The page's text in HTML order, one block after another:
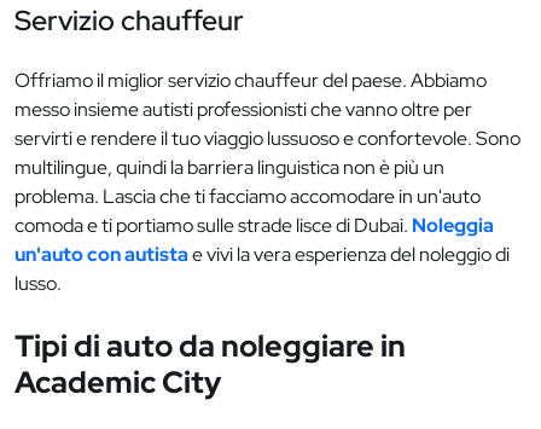
Servizio chauffeur
Offriamo il miglior servizio chauffeur del paese. Abbiamo
messo insieme autisti professionisti che vanno oltre per
servirti e rendere il tuo viaggio lussuoso e confortevole. Sono
multilingue, quindi la barriera linguistica non è più un
problema. Lascia che ti facciamo accomodare in un'auto
comoda e ti portiamo sulle strade lisce di Dubai. Noleggia
un'auto con autistae vivi la vera esperienza del noleggio di
lusso.
Tipi di auto da noleggiare in
Academic City